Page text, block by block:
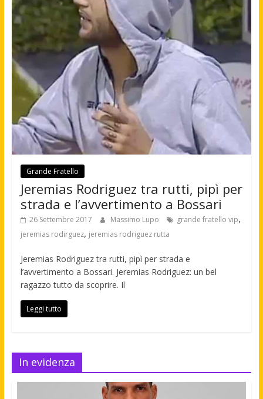
Grande Fratello
Jeremias Rodriguez tra rutti, pipì per
strada e l’avvertimento a Bossari
26 Settembre 2017 Massimo Lupo grande fratello vip,
jeremias rodirguez, jeremias rodriguez rutta
Jeremias Rodriguez tra rutti, pipì per strada e
l’avvertimento a Bossari. Jeremias Rodriguez: un bel
ragazzo tutto da scoprire. Il
Leggi tutto
In evidenza